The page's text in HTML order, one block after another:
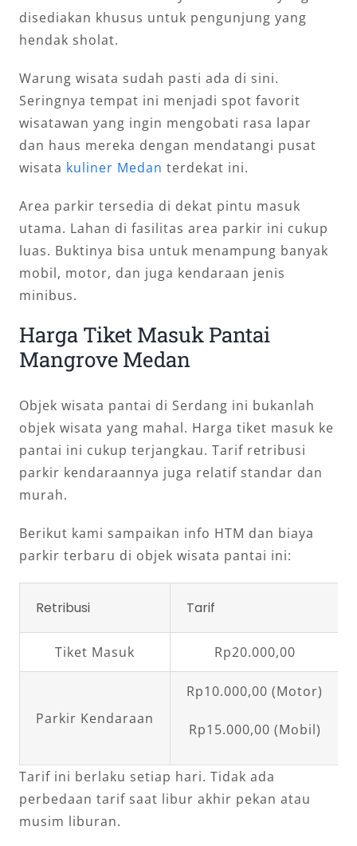
disediakan khusus untuk pengunjung yang
hendak sholat.
Warung wisata sudah pasti ada di sini.
Seringnya tempat ini menjadi spot favorit
wisatawan yang ingin mengobati rasa lapar
dan haus mereka dengan mendatangi pusat
wisata kuliner Medan terdekat ini.
Area parkir tersedia di dekat pintu masuk
utama. Lahan di fasilitas area parkir ini cukup
luas. Buktinya bisa untuk menampung banyak
mobil, motor, dan juga kendaraan jenis
minibus.
Harga Tiket Masuk Pantai
Mangrove Medan
Objek wisata pantai di Serdang ini bukanlah
objek wisata yang mahal. Harga tiket masuk ke
pantai ini cukup terjangkau. Tarif retribusi
parkir kendaraannya juga relatif standar dan
murah.
Berikut kami sampaikan info HTM dan biaya
parkir terbaru di objek wisata pantai ini:
Retribusi Tarif
Tiket Masuk Rp20.000,00
Parkir Kendaraan
Rp10.000,00 (Motor)
Rp15.000,00 (Mobil)
Tarif ini berlaku setiap hari. Tidak ada
perbedaan tarif saat libur akhir pekan atau
musim liburan.